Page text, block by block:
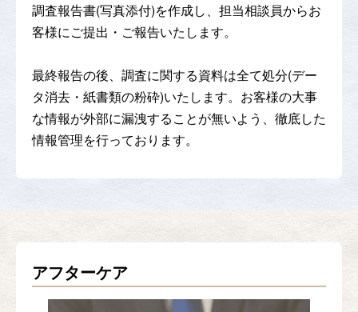
調査報告書(写真添付)を作成し、担当相談員からお
客様にご提出・ご報告いたします。
最終報告の後、調査に関する資料は全て処分(デー
タ消去・紙書類の粉砕)いたします。お客様の大事
な情報が外部に漏洩することが無いよう、徹底した
情報管理を行っております。
アフターケア